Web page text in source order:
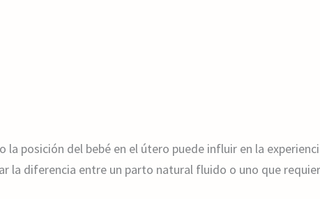
la posición del bebé en el útero puede influir en la
la diferencia entre un parto natural fluido o uno que